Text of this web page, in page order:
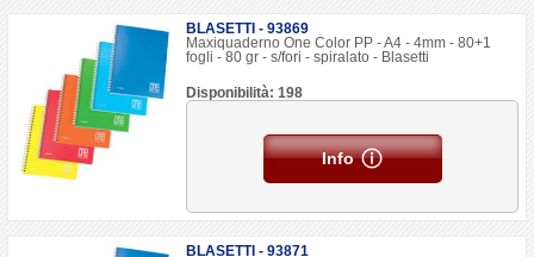
BLASETTI - 93869
Maxiquaderno One Color PP - A4 - 4mm - 80+1
fogli - 80 gr - s/fori - spiralato - Blasetti
Disponibilità: 198
Info
BLASETTI - 93871